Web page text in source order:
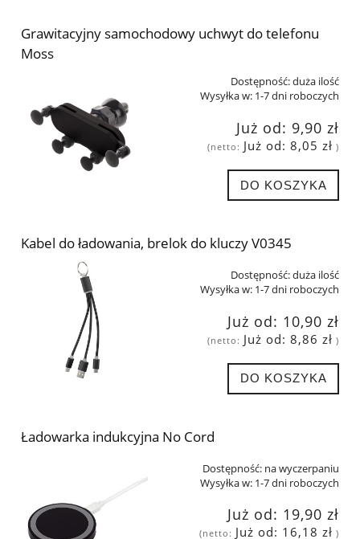
Grawitacyjny samochodowy uchwyt do telefonu
Moss
Dostępność:duża ilość
Wysyłka w: 1-7 dni roboczych
Już od: 9,90 zł
(netto: Już od: 8,05 zł )
DO KOSZYKA
Kabel do ładowania, brelok do kluczy V0345
Dostępność:duża ilość
Wysyłka w: 1-7 dni roboczych
Już od: 10,90 zł
(netto: Już od: 8,86 zł )
DO KOSZYKA
Ładowarka indukcyjna No Cord
Dostępność: na wyczerpaniu
Wysyłka w: 1-7 dni roboczych
Już od: 19,90 zł
(netto: Już od: 16,18 zł )